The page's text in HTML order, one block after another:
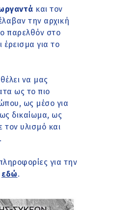
και τον
την αρχική
παρελθόν στο
για το
θέλει να μας
ως το πιο
ως μέσο για
δικαίωμα, ως
υλισμό και
για την
εδώ.